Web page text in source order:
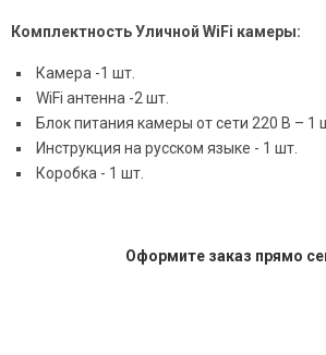
Комплектность Уличной WiFi камеры:
Камера -1 шт.
WiFi антенна -2 шт.
Блок питания камеры от сети 220 В – 1
Инструкция на русском языке - 1 шт.
Коробка - 1 шт.
Оформите заказ прямо